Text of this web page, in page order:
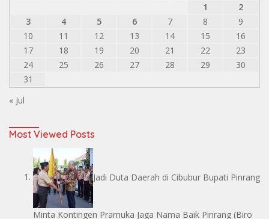
1
2
3
4 5 6 7 8
9
10
11 12 13 14 15
16
17
18 19 20 21 22
23
24
25 26 27 28 29
30
31
« Jul
Most Viewed Posts
Jadi Duta Daerah di Cibubur Bupati Pinrang
Minta Kontingen Pramuka Jaga Nama Baik Pinrang (Biro